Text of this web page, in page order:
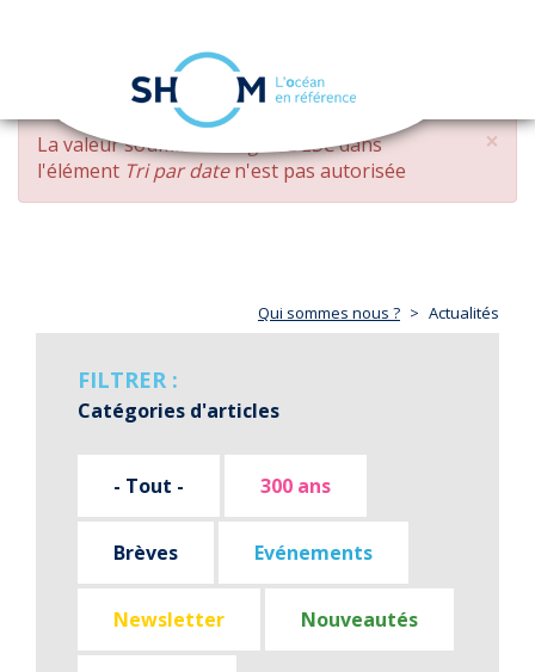
Aller
contenu
principal
navigation
×
MESSAGE
D'ERREUR
La valeur soumise changed DESCdans
l'élément Tri par daten'est pas autorisée
Qui sommes nous ? Actualités
FILTRER :
Catégories d'articles
- Tout - 300 ans
Brèves Evénements
Newsletter Nouveautés